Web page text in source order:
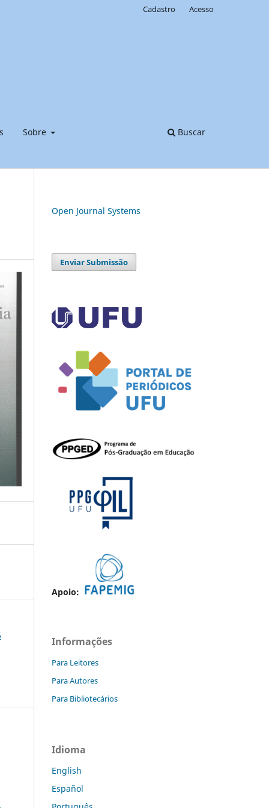
Sobre Buscar
Cadastro Acesso
Open Journal Systems
Enviar Submissão
Apoio:
Informações
Para Leitores
Para Autores
Para Bibliotecários
Idioma
English
Español